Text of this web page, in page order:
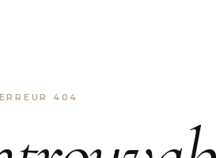
ERREUR 404